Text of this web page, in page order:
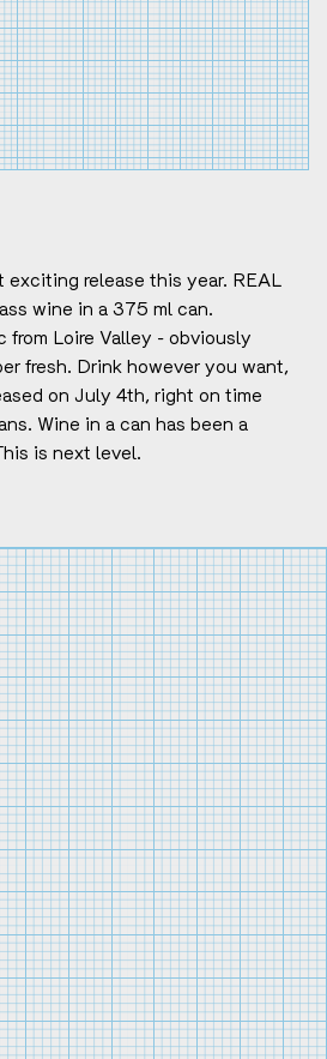
exciting release this year. REAL
wine in a 375 ml can.
from Loire Valley - obviously
fresh. Drink however you want,
on July 4th, right on time
Wine in a can has been a
is next level.